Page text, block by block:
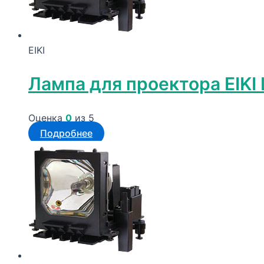
EIKI
Лампа для проектора EIKI
Оценка 0 из 5
Подробнее